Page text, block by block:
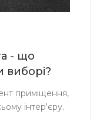
- що
виборі?
приміщення,
інтер'єру.